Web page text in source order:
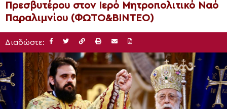
Πρεσβυτέρου στον Ιερό Μητροπολιτικό Ναό
Παραλιμνίου (ΦΩΤΟ&ΒΙΝΤΕΟ)
Διαδώστε: